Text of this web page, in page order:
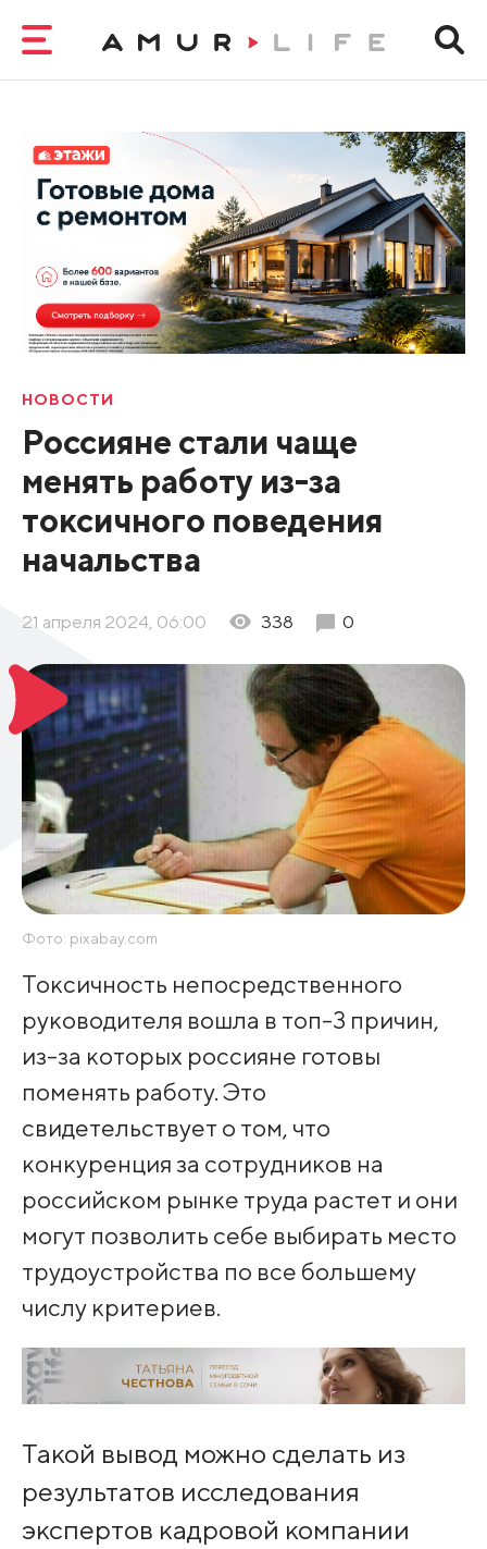
НОВОСТИ
Россияне стали чаще
менять работу из-за
токсичного поведения
начальства
21 апреля 2024, 06:00 338 0
Фото: pixabay.com
Токсичность непосредственного
руководителя вошла в топ-3 причин,
из-за которых россияне готовы
поменять работу. Это
свидетельствует о том, что
конкуренция за сотрудников на
российском рынке труда растет и они
могут позволить себе выбирать место
трудоустройства по все большему
числу критериев.
Такой вывод можно сделать из
результатов исследования
экспертов кадровой компании